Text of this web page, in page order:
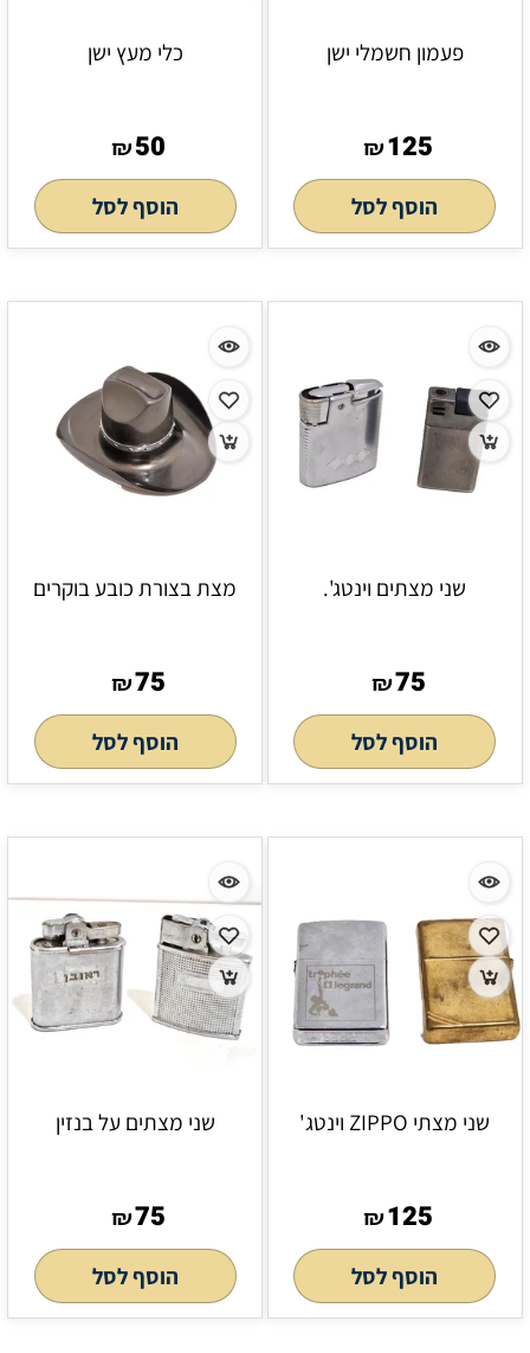
פעמון חשמלי ישן
₪125
הוסף לסל
כלי מעץ ישן
₪50
הוסף לסל
שני מצתים וינטג'.
₪75
הוסף לסל
מצת בצורת כובע בוקרים
₪75
הוסף לסל
שני מצתי ZIPPO וינטג'
₪125
הוסף לסל
שני מצתים על בנזין
₪75
הוסף לסל